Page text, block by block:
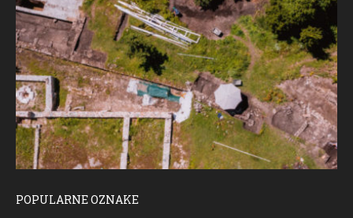
POPULARNE OZNAKE